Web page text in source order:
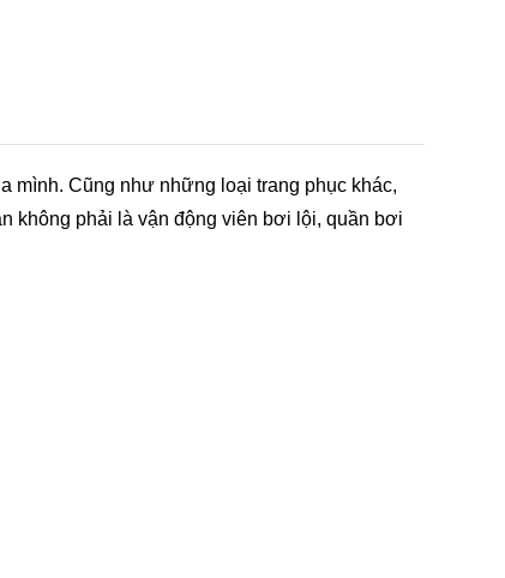
mình. Cũng như những loại trang phục khác,
không phải là vận động viên bơi lội, quần bơi